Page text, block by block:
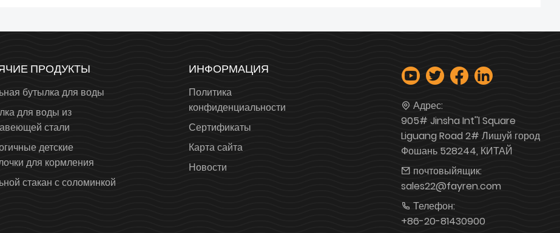
ПРОДУКТЫ
бутылка для воды
для воды из
стали
детские
для кормления
стакан с соломинкой
ИНФОРМАЦИЯ
Политика
конфиденциальности
Сертификаты
Карта сайта
Новости
Адрес:
905# Jinsha Int''l Square
Liguang Road 2# Лишуй город
Фошань 528244, КИТАЙ
почтовыйящик:
sales22@fayren.com
Телефон:
+86-20-81430900